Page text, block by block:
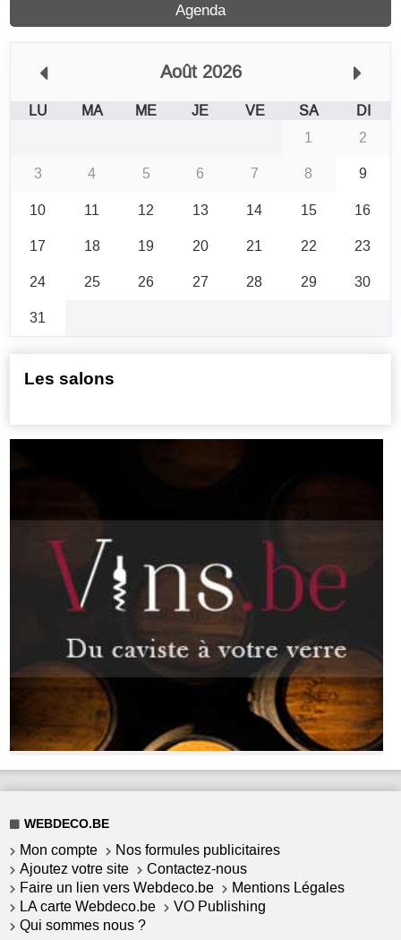
Agenda
Août 2026
LU MA ME JE VE SA
DI
1
2
3
4 5 6 7 8
9
10
11 12 13 14 15
16
17
18 19 20 21 22
23
24
25 26 27 28 29
30
31
Les salons
WEBDECO.BE
Mon compte
Nos formules publicitaires
Ajoutez votre site
Contactez-nous
Faire un lien vers Webdeco.be
Mentions Légales
LA carte Webdeco.be
VO Publishing
Qui sommes nous ?